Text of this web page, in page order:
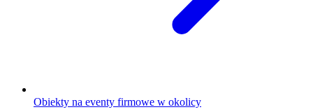
Obiekty na eventy firmowe w okolicy